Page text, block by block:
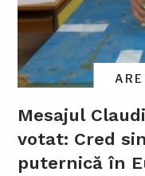
Mesajul
votat: Cred
puternică în